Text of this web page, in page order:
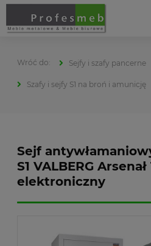
Sejfy i szafy pancerne
Szafy i sejfy S1 na broń i amunicję
Sejf
S1 VALBERG
elektroniczny